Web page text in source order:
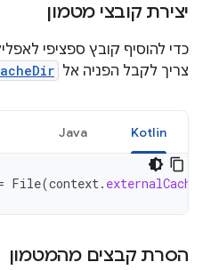
יצירת קובצי מטמון
כדי להוסיף קובץ ספציפי
צריך לקבל הפניה אל
Kotlin
Java
File(context.
הסרת קבצים מהמטמון